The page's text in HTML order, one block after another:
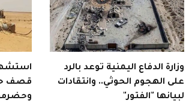
وزارة الدفاع اليمنية توعد بالرد
على الهجوم الحوثي.. وانتقادات
لبيانها "الفتور"
قصف